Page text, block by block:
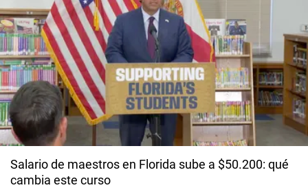
Salario de maestros en Florida sube a $50.200: qué
cambia este curso